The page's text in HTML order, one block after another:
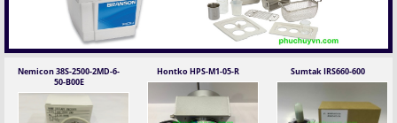
Nemicon 38S-2500-2MD-6-
50-B00E
Hontko HPS-M1-05-R Sumtak IRS660-600